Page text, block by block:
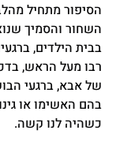
הסיפור מתחיל
השחור והסמיך
בבית הילדים,
רבו מעל הראש,
של אבא, ברגעי
בהם האשימו או
כשהיה לנו קשה.